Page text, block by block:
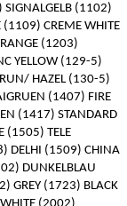
SIGNALGELB (1102)
CREME WHITE
(1203)
YELLOW (129-5)
HAZEL (130-5)
(1407) FIRE
(1417) STANDARD
(1505) TELE
DELHI (1509) CHINA
DUNKELBLAU
GREY (1723) BLACK